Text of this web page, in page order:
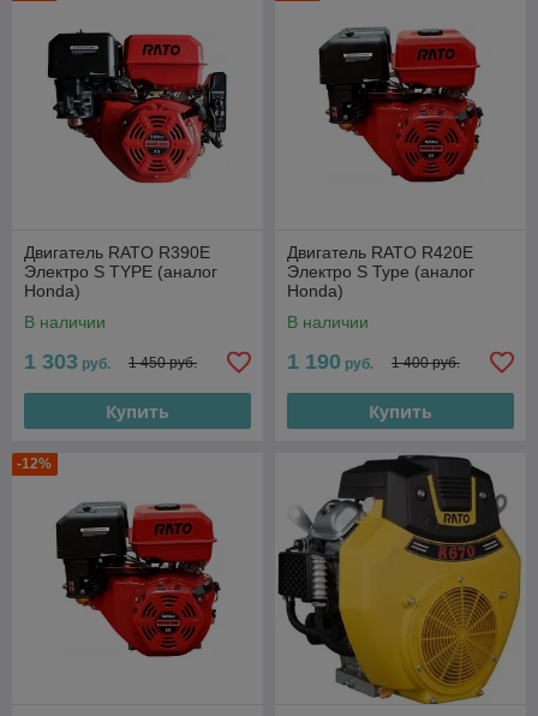
Двигатель RATO R390E
Электро S TYPE (аналог
Honda)
В наличии
1 303 руб. 1 450 руб.
Купить
Двигатель RATO R420E
Электро S Type (аналог
Honda)
В наличии
1 190 руб. 1 400 руб.
Купить
-12%